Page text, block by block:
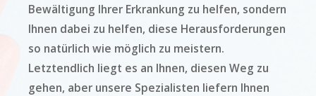
Bewältigung Ihrer Erkrankung zu helfen, sondern
Ihnen dabei zu helfen, diese Herausforderungen
so natürlich wie möglich zu meistern.
Letztendlich liegt es an Ihnen, diesen Weg zu
gehen, aber unsere Spezialisten liefern Ihnen